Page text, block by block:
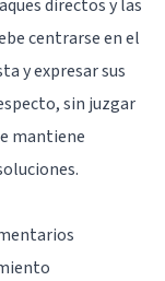
directos y las
centrarse en el
y expresar sus
sin juzgar
mantiene